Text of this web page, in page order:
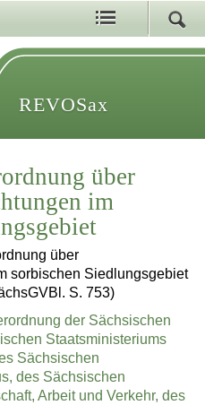
REVOSax
über
im
über
sorbischen Siedlungsgebiet
S. 753)
der Sächsischen
Staatsministeriums
Sächsischen
des Sächsischen
Arbeit und Verkehr, des